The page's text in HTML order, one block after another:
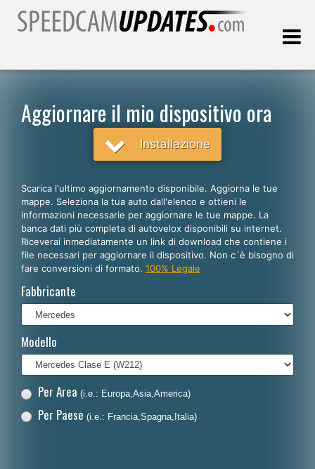
Italiano
English
Español
Deutsch
Polski
Dansk
Aggiornare il mio dispositivo ora
Installazione
Scarica l'ultimo aggiornamento disponibile. Aggiorna le tue
mappe. Seleziona la tua auto dall'elenco e ottieni le
informazioni necessarie per aggiornare le tue mappe. La
banca dati più completa di autovelox disponibili su internet.
Riceverai inmediatamente un link di download che contiene i
file necessari per aggiornare il dispositivo. Non c´è bisogno di
fare conversioni di formato. 100% Legale
Fabbricante
Modello
Per Area (i.e.: Europa,Asia,America)
Per Paese (i.e.: Francia,Spagna,Italia)